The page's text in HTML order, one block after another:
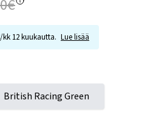
kk 12 kuukautta. Lue lisää
British Racing Green